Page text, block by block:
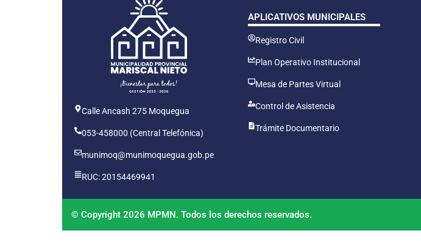
Calle Ancash 275 Moquegua
053-458000 (Central Telefónica)
munimoq@munimoquegua.gob.pe
RUC: 20154469941
APLICATIVOS MUNICIPALES
Registro Civil
Plan Operativo Institucional
Mesa de Partes Virtual
Control de Asistencia
Trámite Documentario
© Copyright 2026 MPMN. Todos los derechos reservados.